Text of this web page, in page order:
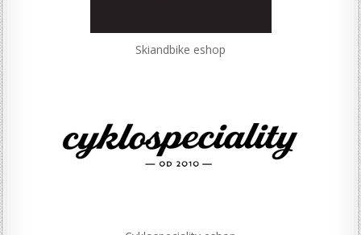
Skiandbike eshop